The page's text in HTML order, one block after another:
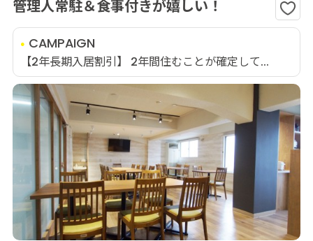
管理人常駐＆食事付きが嬉しい！
CAMPAIGN
【2年長期入居割引】 2年間住むことが確定して...